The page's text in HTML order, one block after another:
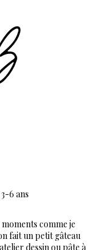
6 ans
comme je
fait un petit gâteau
dessin ou pâte à